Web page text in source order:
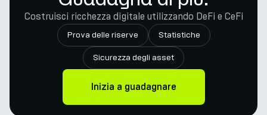
Costruisci ricchezza digitale utilizzando DeFi e CeFi
Prova delle riserve Statistiche
Sicurezza degli asset
Inizia a guadagnare